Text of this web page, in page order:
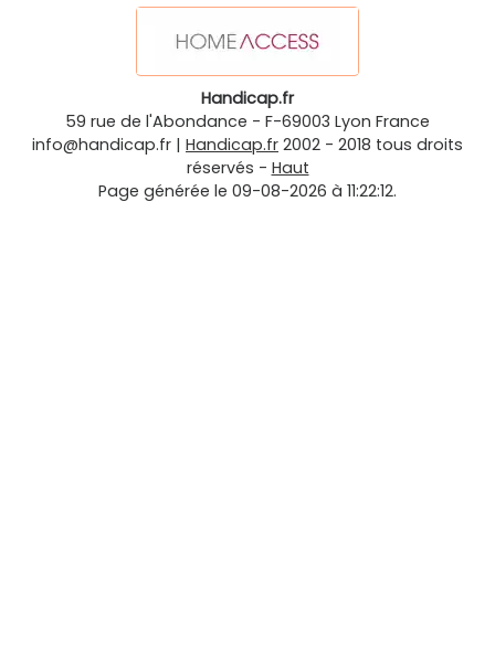
Handicap.fr
59 rue de l'Abondance - F-69003 Lyon France
info@handicap.fr | Handicap.fr 2002 - 2018 tous droits
réservés - Haut
Page générée le 09-08-2026 à 11:22:12.